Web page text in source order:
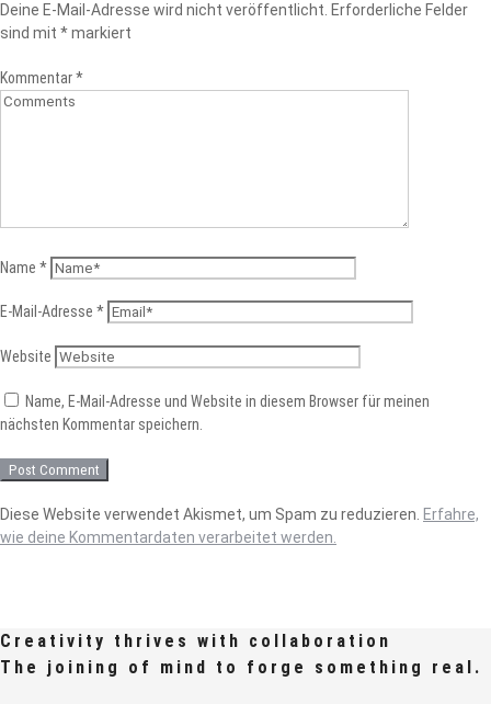
Deine E-Mail-Adresse wird nicht veröffentlicht. Erforderliche Felder
sind mit *markiert
Kommentar*
Name *
E-Mail-Adresse *
Website
Name, E-Mail-Adresse und Website in diesem Browser für meinen
nächsten Kommentar speichern.
Diese Website verwendet Akismet, um Spam zu reduzieren. Erfahre,
wie deine Kommentardaten verarbeitet werden.
Creativity thrives with collaboration
The joining of mind to forge something real.